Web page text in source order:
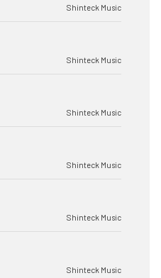
Shinteck Music
Shinteck Music
Shinteck Music
Shinteck Music
Shinteck Music
Shinteck Music